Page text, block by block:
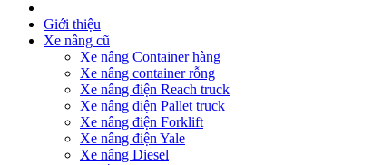
Giới thiệu
Xe nâng cũ
Xe nâng Container hàng
Xe nâng container rỗng
Xe nâng điện Reach truck
Xe nâng điện Pallet truck
Xe nâng điện Forklift
Xe nâng điện Yale
Xe nâng Diesel